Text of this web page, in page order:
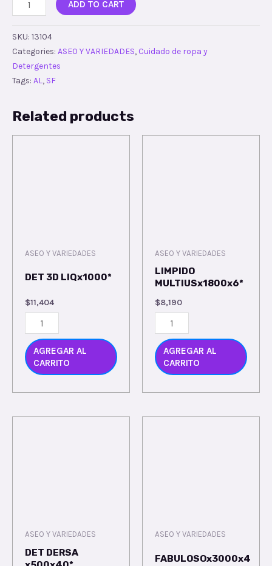
ADD TO CART
SKU: 13104
Categories: ASEO Y VARIEDADES, Cuidado de ropa y
Detergentes
Tags: AL, SF
Related products
ASEO Y VARIEDADES
DET 3D LIQx1000*
$11,404
AGREGAR AL
CARRITO
ASEO Y VARIEDADES
LIMPIDO
MULTIUSx1800x6*
$8,190
AGREGAR AL
CARRITO
ASEO Y VARIEDADES
DET DERSA
ASEO Y VARIEDADES
FABULOSOx3000x4